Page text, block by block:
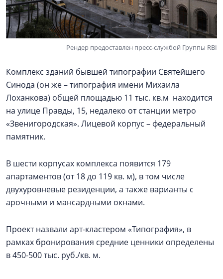
Рендер предоставлен пресс-службой Группы RBI
Комплекс зданий бывшей типографии Святейшего
Синода (он же – типография имени Михаила
Лоханкова) общей площадью 11 тыс. кв.м находится
на улице Правды, 15, недалеко от станции метро
«Звенигородская». Лицевой корпус – федеральный
памятник.
В шести корпусах комплекса появится 179
апартаментов (от 18 до 119 кв. м), в том числе
двухуровневые резиденции, а также варианты с
арочными и мансардными окнами.
Проект назвали арт-кластером «Типография», в
рамках бронирования средние ценники определены
в 450-500 тыс. руб./кв. м.